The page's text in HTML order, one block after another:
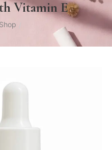
Vitamin E
Shop